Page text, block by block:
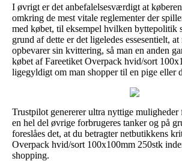
I øvrigt er det anbefalelsesværdigt at
omkring de mest vitale reglementer der
med købet, til eksempel hvilken byttepolitik
grund af dette er det ligeledes essesentielt,
opbevarer sin kvittering, så man en anden
købet af Fareetiket Overpack hvid/sort
ligegyldigt om man shopper til en pige eller
Trustpilot genererer ultra nyttige muligheder
en hel del øvrige forbrugeres tanker og på
foreslåes det, at du betragter netbutikkens
Overpack hvid/sort 100x100mm 250stk
shopping.